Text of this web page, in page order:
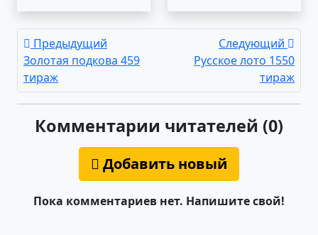
Предыдущий
Золотая подкова 459
тираж
Следующий
Русское лото 1550
тираж
Комментарии читателей (0)
Добавить новый
Пока комментариев нет. Напишите свой!